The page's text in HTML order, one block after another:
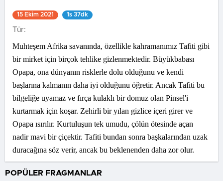
15 Ekim 2021 1s 37dk
Tür:
Muhteşem Afrika savanında, özellikle kahramanımız Tafiti gibi
bir mirket için birçok tehlike gizlenmektedir. Büyükbabası
Opapa, ona dünyanın risklerle dolu olduğunu ve kendi
başlarına kalmanın daha iyi olduğunu öğretir. Ancak Tafiti bu
bilgeliğe uyamaz ve fırça kulaklı bir domuz olan Pinsel'i
kurtarmak için koşar. Zehirli bir yılan gizlice içeri girer ve
Opapa ısırılır. Kurtuluşun tek umudu, çölün ötesinde açan
nadir mavi bir çiçektir. Tafiti bundan sonra başkalarından uzak
duracağına söz verir, ancak bu beklenenden daha zor olur.
POPÜLER FRAGMANLAR